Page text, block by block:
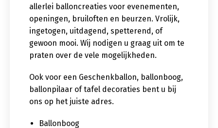
allerlei balloncreaties voor evenementen,
openingen, bruiloften en beurzen. Vrolijk,
ingetogen, uitdagend, spetterend, of
gewoon mooi. Wij nodigen u graag uit om te
praten over de vele mogelijkheden.
Ook voor een Geschenkballon, ballonboog,
ballonpilaar of tafel decoraties bent u bij
ons op het juiste adres.
Ballonboog